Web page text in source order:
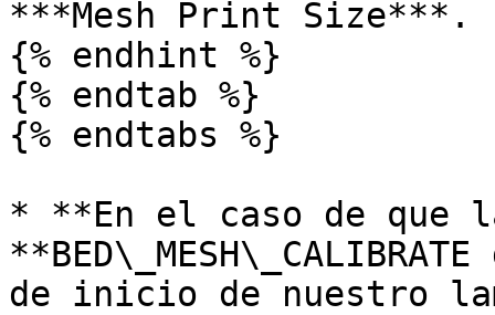
***Mesh Print Size***.
{% endhint %}
{% endtab %}
{% endtabs %}
* **En el caso de que
de inicio de nuestro